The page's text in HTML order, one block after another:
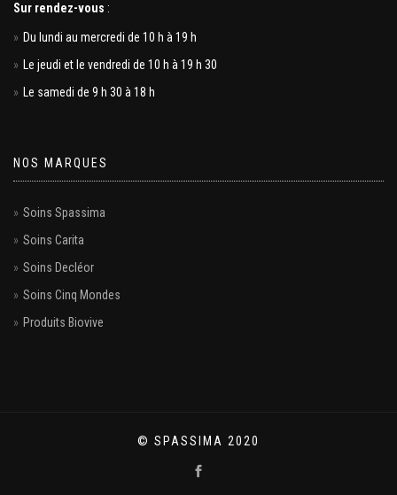
Sur rendez-vous :
Du lundi au mercredi de 10 h à 19 h
Le jeudi et le vendredi de 10 h à 19 h 30
Le samedi de 9 h 30 à 18 h
NOS MARQUES
Soins Spassima
Soins Carita
Soins Decléor
Soins Cinq Mondes
Produits Biovive
© SPASSIMA 2020